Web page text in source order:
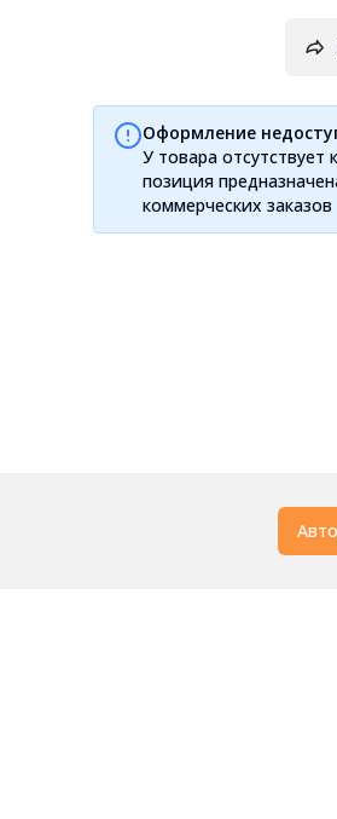
Оформление
У товара отсутствует
позиция
коммерческих заказов